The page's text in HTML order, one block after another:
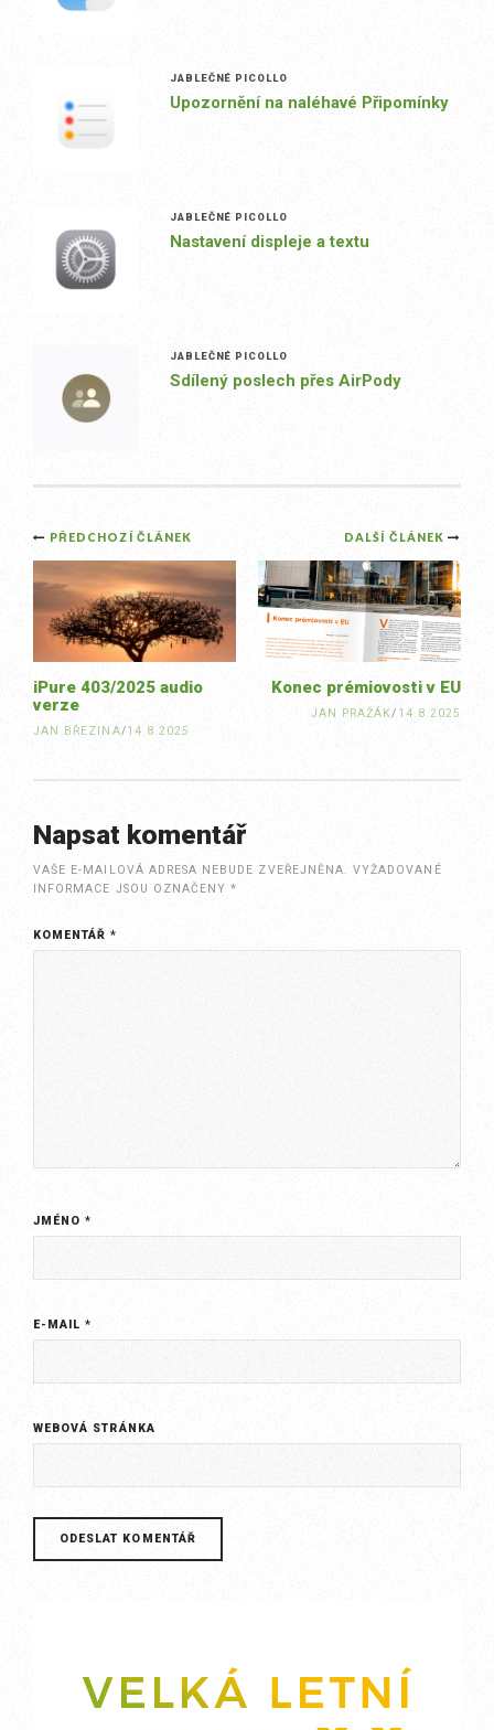
JABLEČNÉ PICOLLO
Upozornění na naléhavé Připomínky
JABLEČNÉ PICOLLO
Nastavení displeje a textu
JABLEČNÉ PICOLLO
Sdílený poslech přes AirPody
Post
navigation
DALŠÍ ČLÁNEK
Konec prémiovosti v EU
JAN PRAŽÁK/ 14.8.2025
PŘEDCHOZÍ ČLÁNEK
iPure 403/2025 audio
verze
JAN BŘEZINA/14.8.2025
Napsat komentář
VAŠE E-MAILOVÁ ADRESA NEBUDE ZVEŘEJNĚNA. VYŽADOVANÉ
INFORMACE JSOU OZNAČENY*
KOMENTÁŘ*
JMÉNO*
E-MAIL*
WEBOVÁ STRÁNKA